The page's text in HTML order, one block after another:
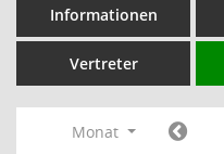
Informationen
Vertreter
Monat